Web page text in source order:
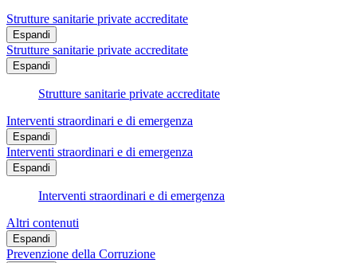
Strutture sanitarie private accreditate
Espandi
Strutture sanitarie private accreditate
Espandi
Strutture sanitarie private accreditate
Interventi straordinari e di emergenza
Espandi
Interventi straordinari e di emergenza
Espandi
Interventi straordinari e di emergenza
Altri contenuti
Espandi
Prevenzione della Corruzione